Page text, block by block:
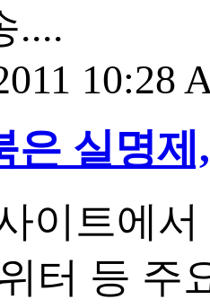
....
10:28
은 실명
이트에
터 등 주